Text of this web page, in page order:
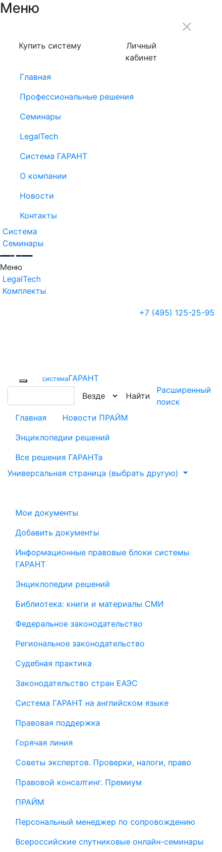
Меню
Купить систему
Личный
кабинет
Главная
Профессиональные решения
Семинары
LegalTech
Система ГАРАНТ
О компании
Новости
Контакты
Система
Семинары
Меню
LegalTech
Комплекты
+7 (495) 125-25-95
cистемаГАРАНТ
Найти
Расширенный
поиск
Главная
Новости ПРАЙМ
Энциклопедии решений
Все решения ГАРАНТа
Универсальная страница (выбрать другую)
Мои документы
Добавить документы
Информационные правовые блоки системы
ГАРАНТ
Энциклопедии решений
Библиотека: книги и материалы СМИ
Федеральное законодательство
Региональное законодательство
Судебная практика
Законодательство стран ЕАЭС
Система ГАРАНТ на английском языке
Правовая поддержка
Горячая линия
Советы экспертов. Проверки, налоги, право
Правовой консалтинг. Премиум
ПРАЙМ
Персональный менеджер по сопровождению
Всероссийские спутниковые онлайн-семинары